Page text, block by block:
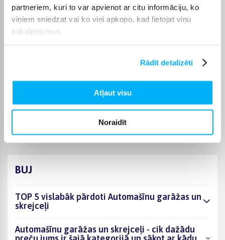
partneriem, kuri to var apvienot ar citu informāciju, ko
viņiem sniedzat vai ko viņi apkopo, kad lietojat viņu
pakalpojumus.
Rādīt detalizēti
Atļaut visu
Noraidīt
Automašīnu garāžas un skrejceļi ir piemēroti dažāda vecuma
bērniem, īpaši tiem, kuriem patīk aktīva un dinamiska rotaļa ar
transportu. Tie ir lieliski piemēroti gan individuālai spēlei, gan
kopīgām rotaļām, veicinot sadarbību un radošumu. Šīs
piedāvā iespēju izmantot bezprocentu nomaksu līdz 6
mēnešiem. Pārbaudiet pie katra produkta, vai tam ir pieejama
BUJ
TOP 5 vislabāk pārdoti Automašīnu garāžas un
skrejceļi
Automašīnu garāžas un skrejceļi - cik dažādu